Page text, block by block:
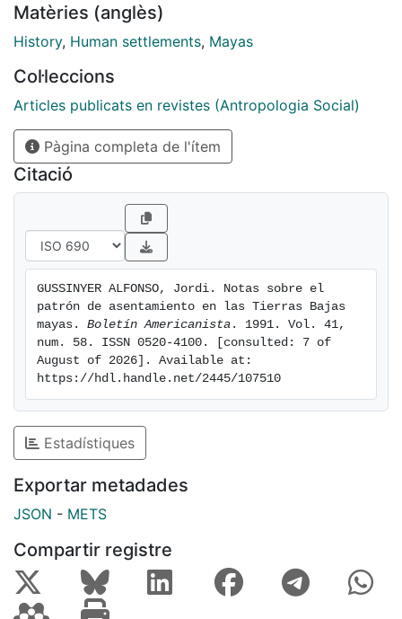
palabras sencillas, pero claras, podemos decir que
consiste en algo parecido a un molde, tal vez un crisol
todo o la mayor parte del ambiente cultural de una
determinada localidad, quizás de un pueblo entero
(Ashmore and Willey, 1981: 3, Smith, 1972: 128, Willey,
1953:1).
Matèries (anglès)
History, Human settlements, Mayas
Col·leccions
Articles publicats en revistes (Antropologia Social)
Pàgina completa de l'ítem
Citació
GUSSINYER ALFONSO, Jordi. Notas sobre el
patrón de asentamiento en las Tierras Bajas
mayas. Boletín Americanista . 1991. Vol. 41,
num. 58. ISSN 0520-4100. [consulted: 7 of
August of 2026]. Available at:
https://hdl.handle.net/2445/107510
Estadístiques
Exportar metadades
JSON - METS
Compartir registre